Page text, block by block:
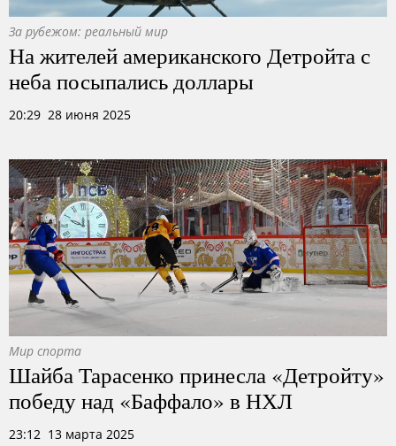
За рубежом: реальный мир
На жителей американского Детройта с
неба посыпались доллары
20:29 28 июня 2025
Мир спорта
Шайба Тарасенко принесла «Детройту»
победу над «Баффало» в НХЛ
23:12 13 марта 2025